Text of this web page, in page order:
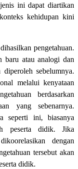
ini dapat diartikan
kehidupan kini
pengetahuan.
baru atau analogi dan
sebelumnya.
melalui kenyataan
berdasarkan
yang sebenarnya.
seperti ini, biasanya
peserta didik. Jika
dengan
tersebut akan
didik.